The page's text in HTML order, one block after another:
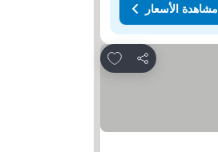
مشاهدة الأسعار
مشاركة
Add to favorites